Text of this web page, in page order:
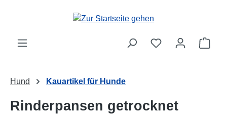
Zum Hauptinhalt springen
Hund Kauartikel für Hunde
Rinderpansen getrocknet